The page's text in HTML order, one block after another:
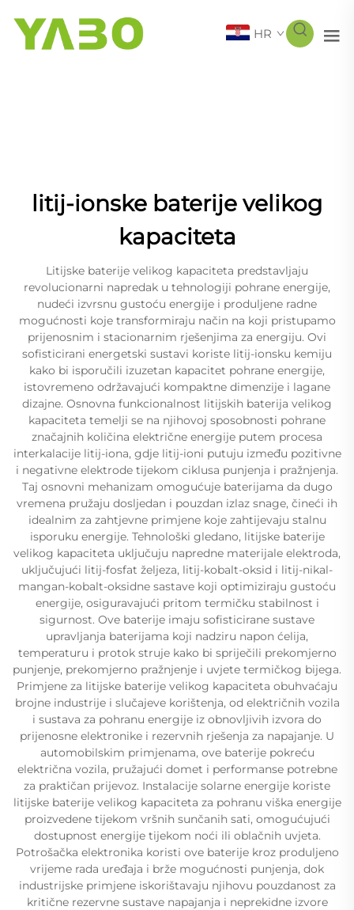
HR
litij-ionske baterije velikog
kapaciteta
Litijske baterije velikog kapaciteta predstavljaju
revolucionarni napredak u tehnologiji pohrane energije,
nudeći izvrsnu gustoću energije i produljene radne
mogućnosti koje transformiraju način na koji pristupamo
prijenosnim i stacionarnim rješenjima za energiju. Ovi
sofisticirani energetski sustavi koriste litij-ionsku kemiju
kako bi isporučili izuzetan kapacitet pohrane energije,
istovremeno održavajući kompaktne dimenzije i lagane
dizajne. Osnovna funkcionalnost litijskih baterija velikog
kapaciteta temelji se na njihovoj sposobnosti pohrane
značajnih količina električne energije putem procesa
interkalacije litij-iona, gdje litij-ioni putuju između pozitivne
i negativne elektrode tijekom ciklusa punjenja i pražnjenja.
Taj osnovni mehanizam omogućuje baterijama da dugo
vremena pružaju dosljedan i pouzdan izlaz snage, čineći ih
idealnim za zahtjevne primjene koje zahtijevaju stalnu
isporuku energije. Tehnološki gledano, litijske baterije
velikog kapaciteta uključuju napredne materijale elektroda,
uključujući litij-fosfat željeza, litij-kobalt-oksid i litij-nikal-
mangan-kobalt-oksidne sastave koji optimiziraju gustoću
energije, osiguravajući pritom termičku stabilnost i
sigurnost. Ove baterije imaju sofisticirane sustave
upravljanja baterijama koji nadziru napon ćelija,
temperaturu i protok struje kako bi spriječili prekomjerno
punjenje, prekomjerno pražnjenje i uvjete termičkog bijega.
Primjene za litijske baterije velikog kapaciteta obuhvaćaju
brojne industrije i slučajeve korištenja, od električnih vozila
i sustava za pohranu energije iz obnovljivih izvora do
prijenosne elektronike i rezervnih rješenja za napajanje. U
automobilskim primjenama, ove baterije pokreću
električna vozila, pružajući domet i performanse potrebne
za praktičan prijevoz. Instalacije solarne energije koriste
litijske baterije velikog kapaciteta za pohranu viška energije
proizvedene tijekom vršnih sunčanih sati, omogućujući
dostupnost energije tijekom noći ili oblačnih uvjeta.
Potrošačka elektronika koristi ove baterije kroz produljeno
vrijeme rada uređaja i brže mogućnosti punjenja, dok
industrijske primjene iskorištavaju njihovu pouzdanost za
kritične rezervne sustave napajanja i neprekidne izvore